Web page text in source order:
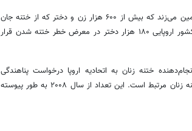
«شبکه اروپایی مبارزه با ناقص‌سازی اندام جنسی زنان» تخمین می‌زند که بیش از ۶۰۰ هزار زن و دختر که از ختنه جان
سالم به در برده‌اند در اروپا زندگی می‌کنند و فقط در ۱۳ کشور اروپایی ۱۸۰ هزار دختر در معرض خطر ختنه شدن قرار
انجام‌دهنده ختنه زنان به اتحادیه اروپا درخواست پناهندگی
می‌دهند که حدود هزار درخواست آن به‌طور مستقیم با ختنه زنان مرتبط است. این تعداد از سال ۲۰۰۸ به طور پیوسته